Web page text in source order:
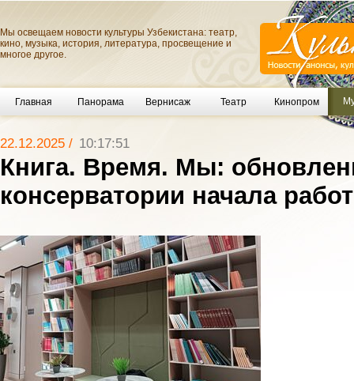
Мы освещаем новости культуры Узбекистана: театр,
кино, музыка, история, литература, просвещение и
многое другое.
Главная Панорама Вернисаж Театр Кинопром
22.12.2025 / 10:17:51
Книга. Время. Мы:
консерватории начала